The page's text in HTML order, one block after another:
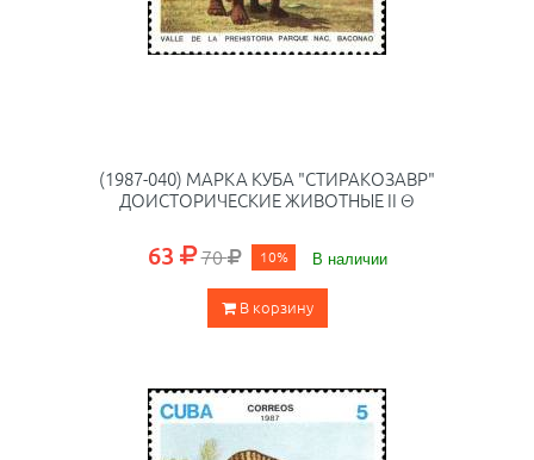
(1987-040) МАРКА КУБА "СТИРАКОЗАВР"
ДОИСТОРИЧЕСКИЕ ЖИВОТНЫЕ II Θ
63 70 10% В наличии
В корзину